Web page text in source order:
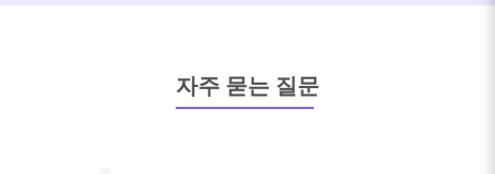
자주 묻는 질문